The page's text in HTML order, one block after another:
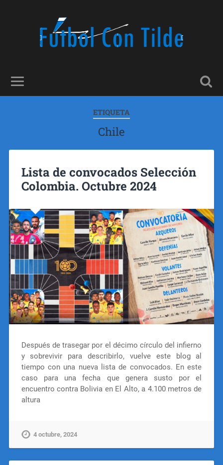
ETIQUETA
Chile
Lista de convocados Selección
Colombia. Octubre 2024
Después de trasegar por el décimo círculo del infierno
y sobrevivir para describirlo, vuelve este blog al
tiempo con una nueva lista de convocados. En este
caso para una fecha que genera susto por el
encuentro contra Bolivia en El Alto, a 4.100 metros de
altura
4 octubre, 2024